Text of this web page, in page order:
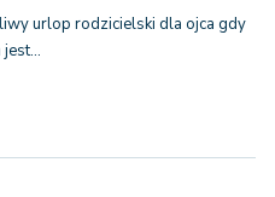
urlop rodzicielski dla ojca gdy
jest…